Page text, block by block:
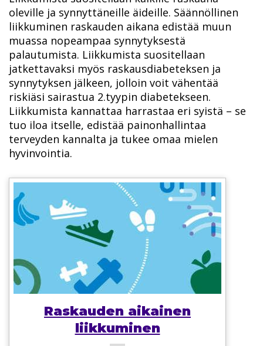
oleville ja synnyttäneille äideille. Säännöllinen
liikkuminen raskauden aikana edistää muun
muassa nopeampaa synnytyksestä
palautumista. Liikkumista suositellaan
jatkettavaksi myös raskausdiabeteksen ja
synnytyksen jälkeen, jolloin voit vähentää
riskiäsi sairastua 2.tyypin diabetekseen.
Liikkumista kannattaa harrastaa eri syistä – se
tuo iloa itselle, edistää painonhallintaa
terveyden kannalta ja tukee omaa mielen
hyvinvointia.
Raskauden aikainen
liikkuminen